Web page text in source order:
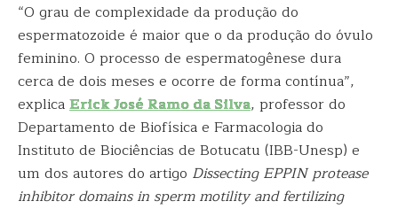
“O grau de complexidade da produção do
espermatozoide é maior que o da produção do óvulo
feminino. O processo de espermatogênese dura
cerca de dois meses e ocorre de forma contínua”,
explicaErick José Ramo da Silva, professor do
Departamento de Biofísica e Farmacologia do
Instituto de Biociências de Botucatu (IBB-Unesp) e
um dos autores do artigo Dissecting EPPIN protease
inhibitor domains in sperm motility and fertilizing